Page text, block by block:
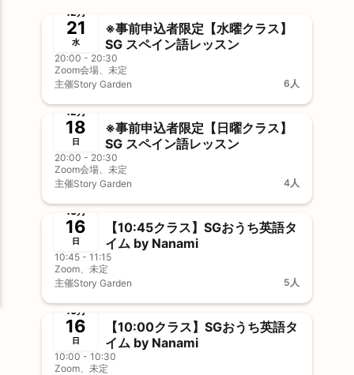
12月
21
水
※事前申込者限定【水曜クラス】
SG スペイン語レッスン
20:00 - 20:30
Zoom会場、未定
主催Story Garden 6人
終了
12月
18
日
※事前申込者限定【日曜クラス】
SG スペイン語レッスン
20:00 - 20:30
Zoom会場、未定
主催Story Garden 4人
終了
10月
16
日
【10:45クラス】SGおうち英語タ
イム by Nanami
10:45 - 11:15
Zoom、未定
主催Story Garden 5人
終了
10月
16
日
【10:00クラス】SGおうち英語タ
イム by Nanami
10:00 - 10:30
Zoom、未定